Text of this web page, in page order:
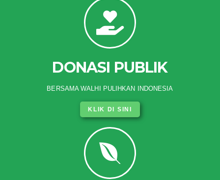
DONASI PUBLIK
BERSAMA WALHI PULIHKAN INDONESIA
KLIK DI SINI